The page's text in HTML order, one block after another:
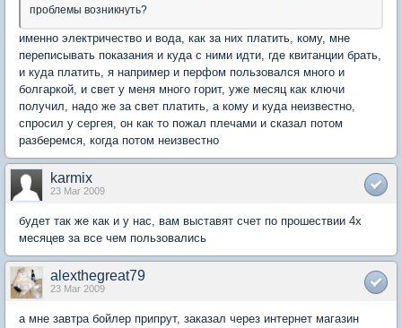
проблемы возникнуть?
именно электричество и вода, как за них платить, кому, мне
переписывать показания и куда с ними идти, где квитанции брать,
и куда платить, я например и перфом пользовался много и
болгаркой, и свет у меня много горит, уже месяц как ключи
получил, надо же за свет платить, а кому и куда неизвестно,
спросил у сергея, он как то пожал плечами и сказал потом
разберемся, когда потом неизвестно
karmix
23 Mar 2009
будет так же как и у нас, вам выставят счет по прошествии 4х
месяцев за все чем пользовались
alexthegreat79
23 Mar 2009
а мне завтра бойлер припрут, заказал через интернет магазин